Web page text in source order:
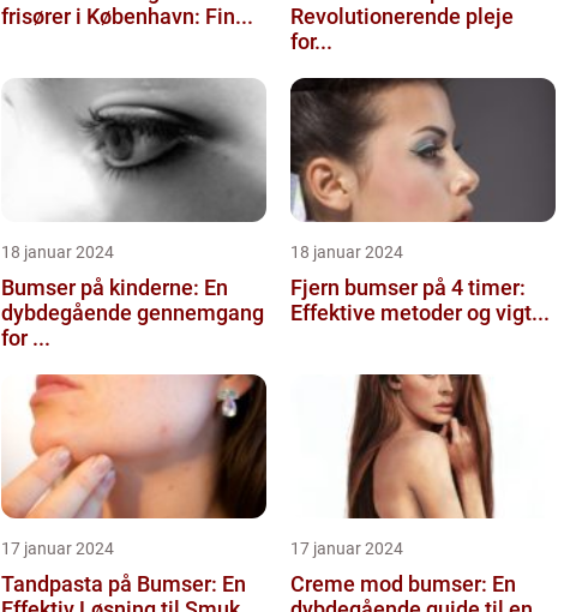
frisører i København: Fin...
Revolutionerende pleje
for...
18 januar 2024
Bumser på kinderne: En
dybdegående gennemgang
for ...
18 januar 2024
Fjern bumser på 4 timer:
Effektive metoder og vigt...
17 januar 2024
Tandpasta på Bumser: En
17 januar 2024
Creme mod bumser: En